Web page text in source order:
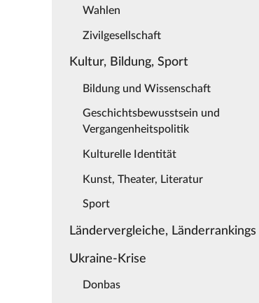
Wahlen
Zivilgesellschaft
Kultur, Bildung, Sport
Bildung und Wissenschaft
Geschichtsbewusstsein und
Vergangenheitspolitik
Kulturelle Identität
Kunst, Theater, Literatur
Sport
Ländervergleiche, Länderrankings
Ukraine-Krise
Donbas